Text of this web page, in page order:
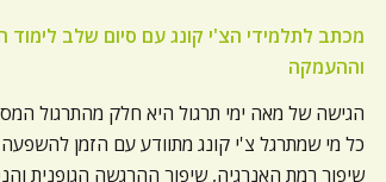
מכתב לתלמידי הצ'י קונג עם סיום שלב לימוד
וההעמקה
הגישה של מאה ימי תרגול היא חלק מהתרגול
כל מי שמתרגל צ'י קונג מתוודע עם הזמן
שיפור רמת האנרגיה, שיפור ההרגשה הגופנית